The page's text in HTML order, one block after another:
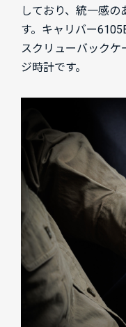
しており、統一感の
す。キャリバー
スクリューバックケ
ジ時計です。